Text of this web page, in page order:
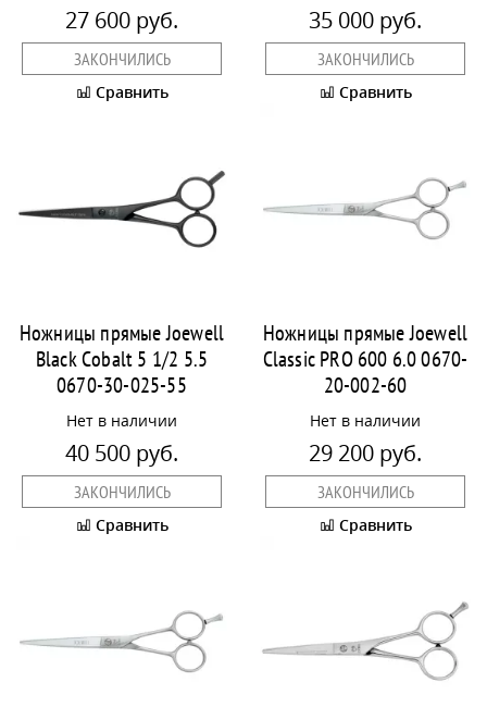
27 600 руб.
ЗАКОНЧИЛИСЬ
Сравнить
35 000 руб.
ЗАКОНЧИЛИСЬ
Сравнить
Ножницы прямые Joewell
Black Cobalt 5 1/2 5.5
0670-30-025-55
Нет в наличии
40 500 руб.
ЗАКОНЧИЛИСЬ
Сравнить
Ножницы прямые Joewell
Classic PRO 600 6.0 0670-
20-002-60
Нет в наличии
29 200 руб.
ЗАКОНЧИЛИСЬ
Сравнить